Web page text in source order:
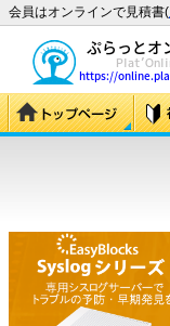
会員はオンラインで見積書(